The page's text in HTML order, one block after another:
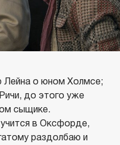
Лейна о юном Холмсе;
до этого уже
сыщике.
в Оксфорде,
раздолбаю и